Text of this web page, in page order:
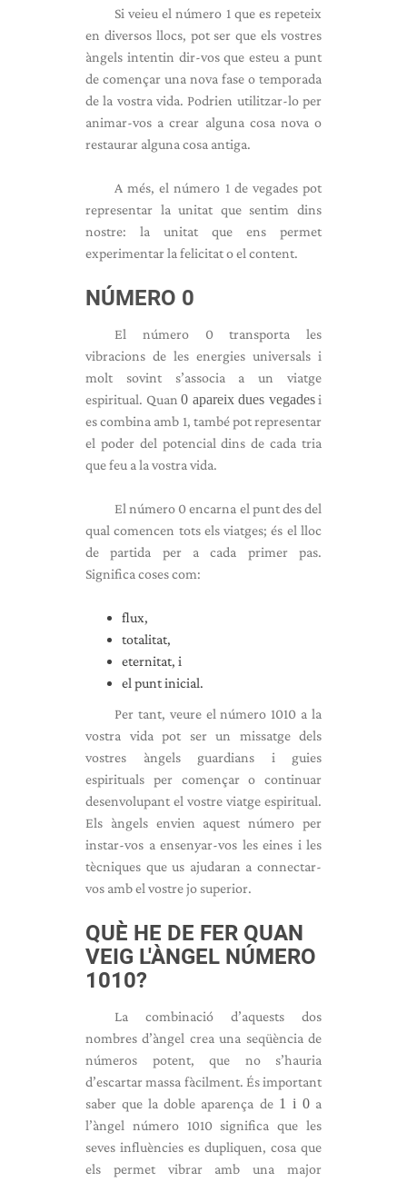
Si veieu el número 1 que es repeteix
en diversos llocs, pot ser que els vostres
àngels intentin dir-vos que esteu a punt
de començar una nova fase o temporada
de la vostra vida. Podrien utilitzar-lo per
animar-vos a crear alguna cosa nova o
restaurar alguna cosa antiga.
A més, el número 1 de vegades pot
representar la unitat que sentim dins
nostre: la unitat que ens permet
experimentar la felicitat o el content.
NÚMERO 0
El número 0 transporta les
vibracions de les energies universals i
molt sovint s’associa a un viatge
espiritual. Quan 0 apareix dues vegadesi
es combina amb 1, també pot representar
el poder del potencial dins de cada tria
que feu a la vostra vida.
El número 0 encarna el punt des del
qual comencen tots els viatges; és el lloc
de partida per a cada primer pas.
Significa coses com:
flux,
totalitat,
eternitat, i
el punt inicial.
Per tant, veure el número 1010 a la
vostra vida pot ser un missatge dels
vostres àngels guardians i guies
espirituals per començar o continuar
desenvolupant el vostre viatge espiritual.
Els àngels envien aquest número per
instar-vos a ensenyar-vos les eines i les
tècniques que us ajudaran a connectar-
vos amb el vostre jo superior.
QUÈ HE DE FER QUAN
VEIG L'ÀNGEL NÚMERO
1010?
La combinació d’aquests dos
nombres d’àngel crea una seqüència de
números potent, que no s’hauria
d’escartar massa fàcilment. És important
saber que la doble aparença de 1 i 0a
l’àngel número 1010 significa que les
seves influències es dupliquen, cosa que
els permet vibrar amb una major